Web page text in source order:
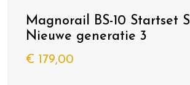
Magnorail BS-10 Startset
Nieuwe generatie 3
€ 179,00